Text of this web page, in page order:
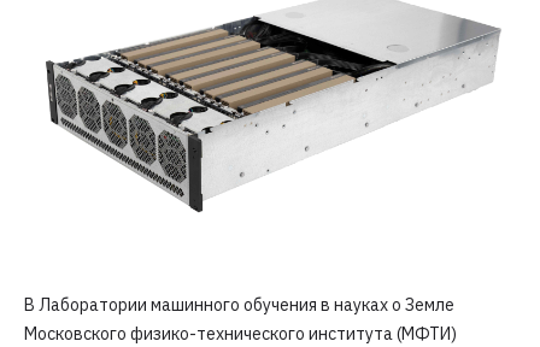
В Лаборатории машинного обучения в науках о Земле
Московского физико-технического института (МФТИ)